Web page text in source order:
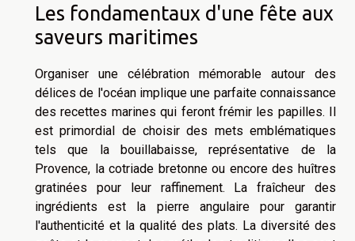
Les fondamentaux d'une fête aux
saveurs maritimes
Organiser une célébration mémorable autour des
délices de l'océan implique une parfaite connaissance
des recettes marines qui feront frémir les papilles. Il
est primordial de choisir des mets emblématiques
tels que la bouillabaisse, représentative de la
Provence, la cotriade bretonne ou encore des huîtres
gratinées pour leur raffinement. La fraîcheur des
ingrédients est la pierre angulaire pour garantir
l'authenticité et la qualité des plats. La diversité des